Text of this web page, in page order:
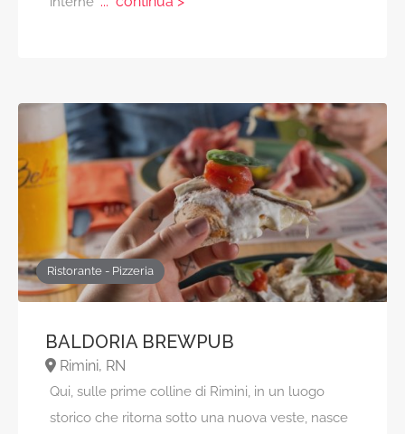
Ristorante - Pizzeria
BALDORIA BREWPUB
Rimini, RN
Qui, sulle prime colline di Rimini, in un luogo
storico che ritorna sotto una nuova veste, nasce